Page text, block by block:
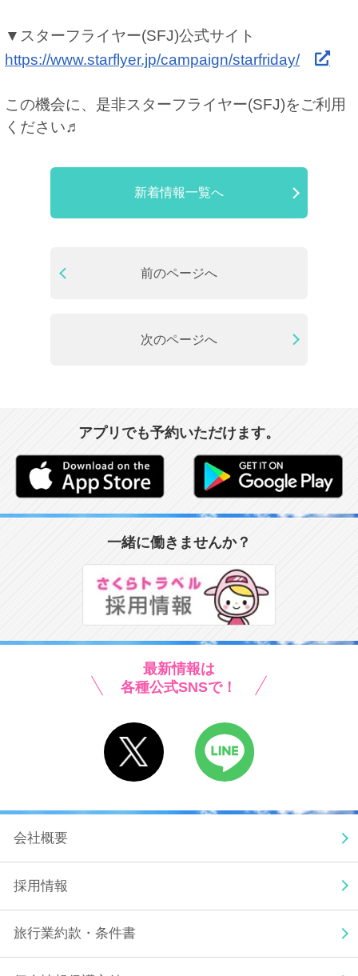
▼スターフライヤー(SFJ)公式サイト
https://www.starflyer.jp/campaign/starfriday/
この機会に、是非スターフライヤー(SFJ)をご利用
ください♬
新着情報一覧へ
前のページへ
次のページへ
アプリでも予約いただけます。
一緒に働きませんか？
最新情報は
各種公式SNSで！
X LINE
会社概要
採用情報
旅行業約款・条件書